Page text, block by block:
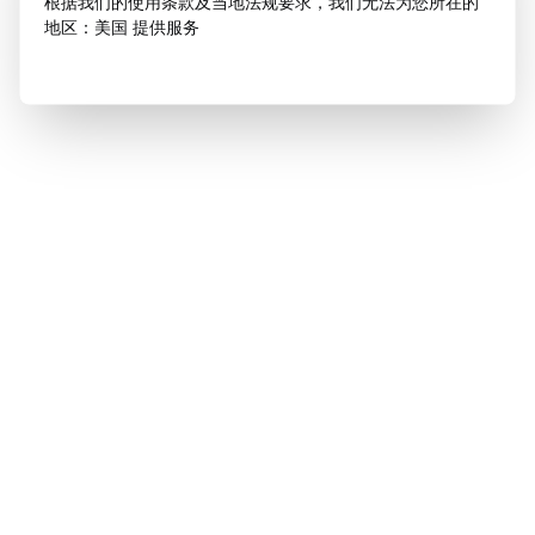
地区：美国 提供服务